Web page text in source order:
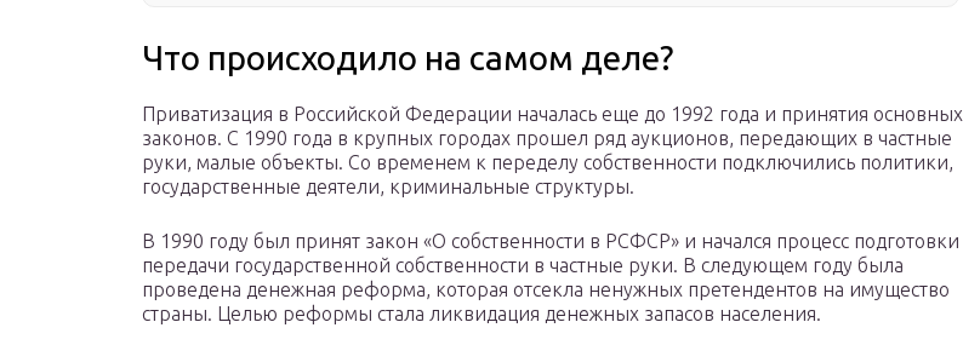
Что происходило на самом деле?
Приватизация в Российской Федерации началась еще до 1992 года и принятия основных
законов. С 1990 года в крупных городах прошел ряд аукционов, передающих в частные
руки, малые объекты. Со временем к переделу собственности подключились политики,
государственные деятели, криминальные структуры.
В 1990 году был принят закон «О собственности в РСФСР» и начался процесс подготовки
передачи государственной собственности в частные руки. В следующем году была
проведена денежная реформа, которая отсекла ненужных претендентов на имущество
страны. Целью реформы стала ликвидация денежных запасов населения.